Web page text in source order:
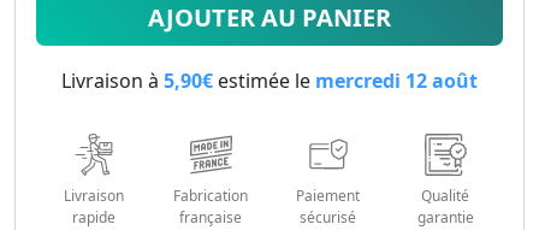
AJOUTER AU PANIER
Livraison à 5,90€ estimée le mercredi 12 août
Livraison
rapide
Fabrication
française
Paiement
sécurisé
Qualité
garantie